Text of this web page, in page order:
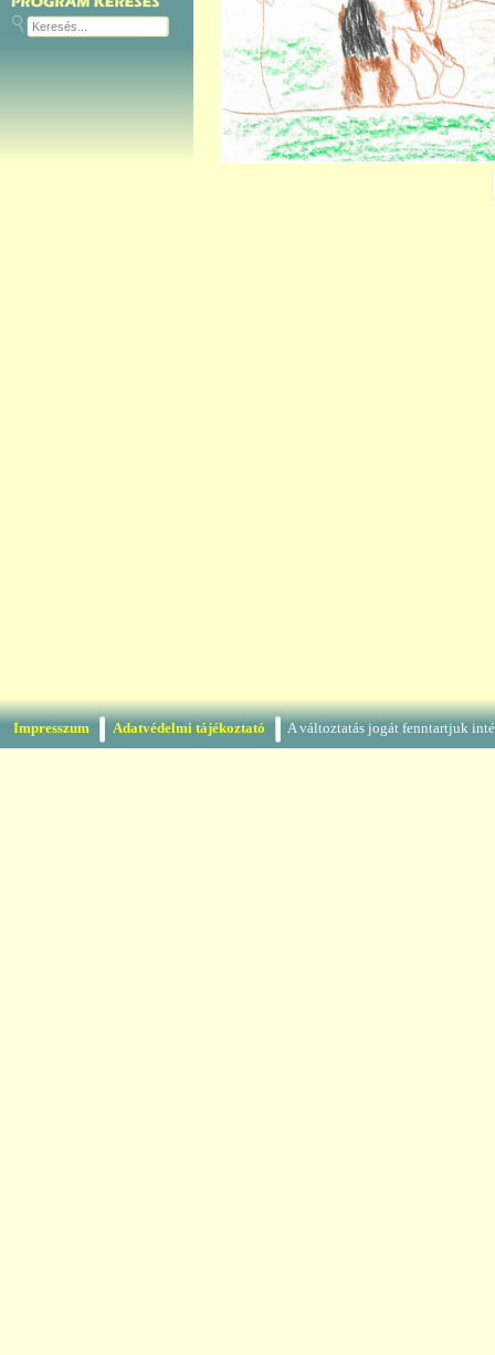
Impresszum Adatvédelmi tájékoztató A változtatás jogát fenntartjuk